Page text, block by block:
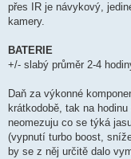
přes IR je návykový,
kamery.
BATERIE
+/- slabý průměr 2-4
Daň za výkonné
krátkodobě, tak na
neomezuju co se týká
(vypnutí turbo boost,
by se z něj určitě dalo